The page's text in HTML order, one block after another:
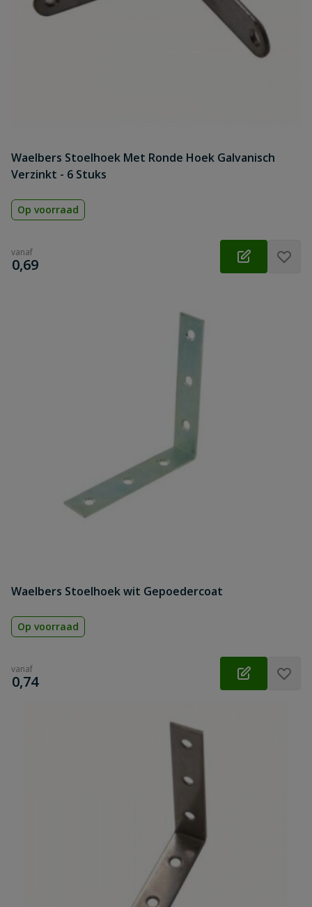
Waelbers Stoelhoek Met Ronde Hoek Galvanisch
Verzinkt - 6 Stuks
Op voorraad
vanaf
€
0,69
Waelbers Stoelhoek wit Gepoedercoat
Op voorraad
vanaf
€
0,74